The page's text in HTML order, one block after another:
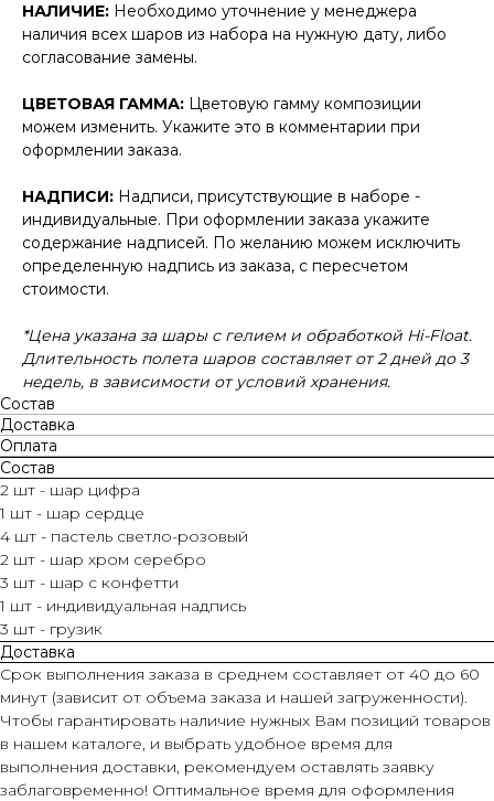
НАЛИЧИЕ: Необходимо уточнение у менеджера
наличия всех шаров из набора на нужную дату, либо
согласование замены.
ЦВЕТОВАЯ ГАММА: Цветовую гамму композиции
можем изменить. Укажите это в комментарии при
оформлении заказа.
НАДПИСИ: Надписи, присутствующие в наборе -
индивидуальные. При оформлении заказа укажите
содержание надписей. По желанию можем исключить
определенную надпись из заказа, с пересчетом
стоимости.
*Цена указана за шары с гелием и обработкой Hi-Float.
Длительность полета шаров составляет от 2 дней до 3
недель, в зависимости от условий хранения.
Состав
Доставка
Оплата
Состав
2 шт - шар цифра
1 шт - шар сердце
4 шт - пастель светло-розовый
2 шт - шар хром серебро
3 шт - шар с конфетти
1 шт - индивидуальная надпись
3 шт - грузик
Доставка
Срок выполнения заказа в среднем составляет от 40 до 60
минут (зависит от объема заказа и нашей загруженности).
Чтобы гарантировать наличие нужных Вам позиций товаров
в нашем каталоге, и выбрать удобное время для
выполнения доставки, рекомендуем оставлять заявку
заблаговременно! Оптимальное время для оформления